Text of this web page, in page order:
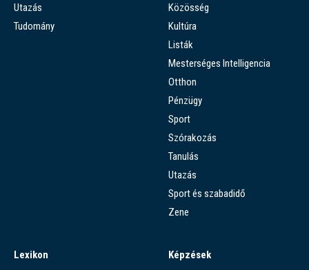
Utazás
Tudomány
Közösség
Kultúra
Listák
Mesterséges Intelligencia
Otthon
Pénzügy
Sport
Szórakozás
Tanulás
Utazás
Sport és szabadidő
Zene
Lexikon
Képzések